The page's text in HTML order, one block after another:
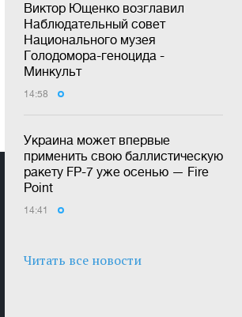
Виктор Ющенко возглавил
Наблюдательный совет
Национального музея
Голодомора-геноцида -
Минкульт
14:58
Украина может впервые
применить свою баллистическую
ракету FP-7 уже осенью — Fire
Point
14:41
Читать все новости